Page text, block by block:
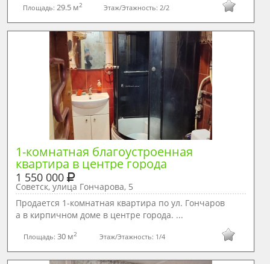
Площадь: 29.5 м2 Этаж/Этажность: 2/2
1-комнатная благоустроенная
квартира в центре города
1 550 000
Советск, улица Гончарова, 5
Продается 1-комнатная квартира по ул. Гончаров
а в кирпичном доме в центре города. ...
Площадь:30 м2 Этаж/Этажность: 1/4